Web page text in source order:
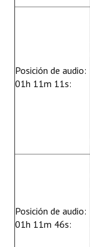
Posición de audio:
01h 11m 11s:
Posición de audio:
01h 11m 46s: